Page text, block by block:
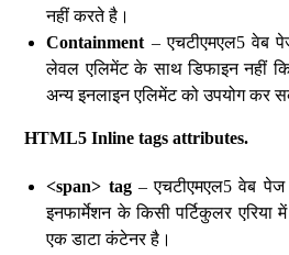
नहीं करते है।
Containment – एचटीएमएल5 वेब
लेवल एलिमेंट के साथ डिफाइन नहीं
अन्य इनलाइन एलिमेंट को उपयोग कर
HTML5 Inline tags attributes.
<span> tag– एचटीएमएल5 वेब पेज
इनफार्मेशन के किसी पर्टिकुलर
एक डाटा कंटेनर है।